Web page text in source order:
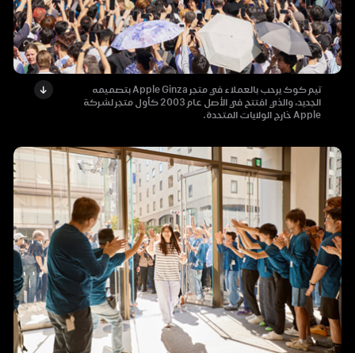
تيم كوك يرحب بالعملاء في متجر Apple Ginza بتصميمه
الجديد، والذي افتتح في الأصل عام 2003 كأول متجر لشركة
Apple خارج الولايات المتحدة.